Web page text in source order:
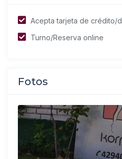
Acepta tarjeta de crédito/
Turno/Reserva online
Fotos